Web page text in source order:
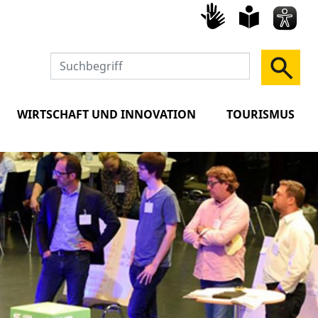
WIRTSCHAFT UND INNOVATION TOURISMUS